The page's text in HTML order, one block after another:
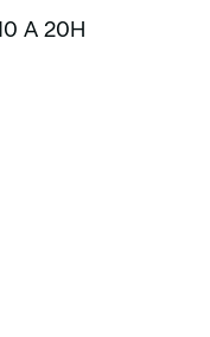
A 20H